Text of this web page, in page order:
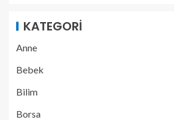
KATEGORI
Anne
Bebek
Bilim
Borsa